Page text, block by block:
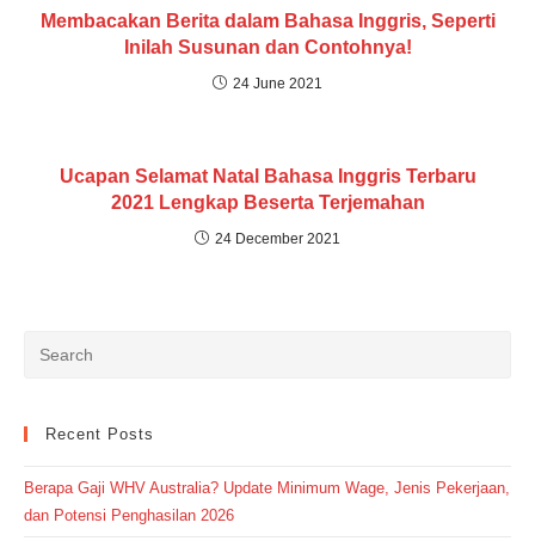
Membacakan Berita dalam Bahasa Inggris, Seperti
Inilah Susunan dan Contohnya!
24 June 2021
Ucapan Selamat Natal Bahasa Inggris Terbaru
2021 Lengkap Beserta Terjemahan
24 December 2021
Recent Posts
Berapa Gaji WHV Australia? Update Minimum Wage, Jenis Pekerjaan,
dan Potensi Penghasilan 2026